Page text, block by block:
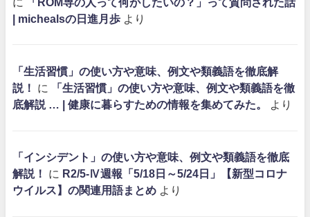
| michealsの日進月歩 より
「生活習慣」の使い方や意味、例文や類義語を徹底解
説！
に
「生活習慣」の使い方や意味、例文や類義語を徹
底解説 … | 健康に暮らすための情報を集めてみた。
より
「インシデント」の使い方や意味、例文や類義語を徹底
解説！
に R2/5-Ⅳ週報「5/18日～5/24日」【新型コロナ
ウイルス】の関連用語まとめ より